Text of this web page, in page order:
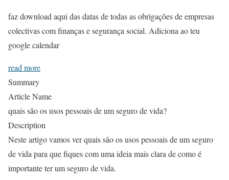
faz download aqui das datas de todas as obrigações de empresas
colectivas com finanças e segurança social. Adiciona ao teu
google calendar
read more
Summary
Article Name
quais são os usos pessoais de um seguro de vida?
Description
Neste artigo vamos ver quais são os usos pessoais de um seguro
de vida para que fiques com uma ideia mais clara de como é
importante ter um seguro de vida.